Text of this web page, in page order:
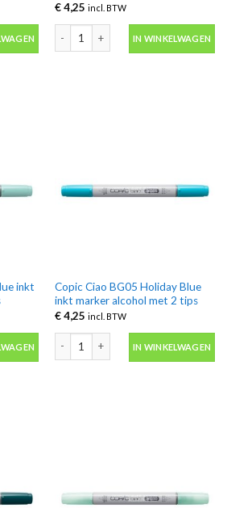
alcohol met 2 tips aantal
€4,25 incl. BTW
Copic Ciao BG000 Snow Green inkt
IN WINKELWAGEN
inkt
Copic Ciao BG05 Holiday Blue
inkt marker alcohol met 2 tips
€4,25 incl. BTW
IN WINKELWAGEN